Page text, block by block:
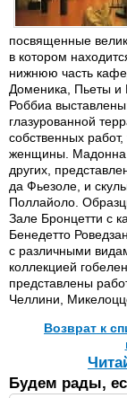
посвященные
в котором
нижнюю часть
Доменика, Пьеты и
Роббиа
глазурованной
собственных
женщины. Мадонна
других,
да Фьезоле, и
Поллайоло.
Зале Бронцетти с
Бенедетто
с различными
коллекцией
представлены
Челлини,
Возврат к
Будем рады,